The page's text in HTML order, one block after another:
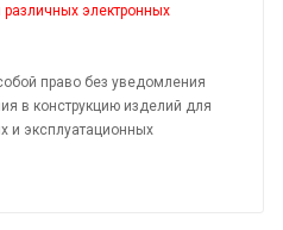
электронных
право без уведомления
в конструкцию изделий для
и эксплуатационных